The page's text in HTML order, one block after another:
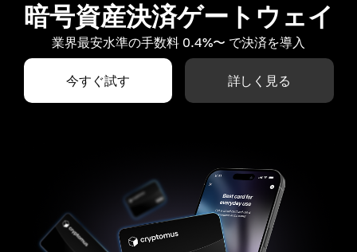
暗号資産決済ゲートウェイ
業界最安水準の手数料 0.4%〜 で決済を導入
今すぐ試す 詳しく見る